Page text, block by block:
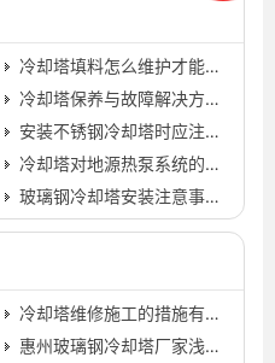
冷却塔填料怎么维护才能使用的时间更长,冷却塔填料图片…
冷却塔保养与故障解决方法,冷却塔的保养…
安装不锈钢冷却塔时应注意哪些事项,不锈钢冷却塔是全部…
冷却塔对地源热泵系统的影响,地源热泵冷却塔辅助散热…
玻璃钢冷却塔安装注意事项,玻璃钢冷却塔安装图…
冷却塔维修施工的措施有哪些？
惠州玻璃钢冷却塔厂家浅析冷却塔清洗处理方案流程(惠州…